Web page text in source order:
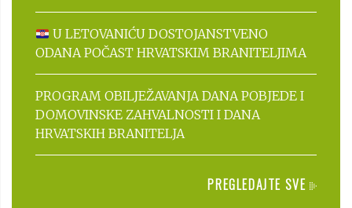
U LETOVANIĆU DOSTOJANSTVENO
ODANA POČAST HRVATSKIM BRANITELJIMA
PROGRAM OBILJEŽAVANJA DANA POBJEDE I
DOMOVINSKE ZAHVALNOSTI I DANA
HRVATSKIH BRANITELJA
PREGLEDAJTE SVE